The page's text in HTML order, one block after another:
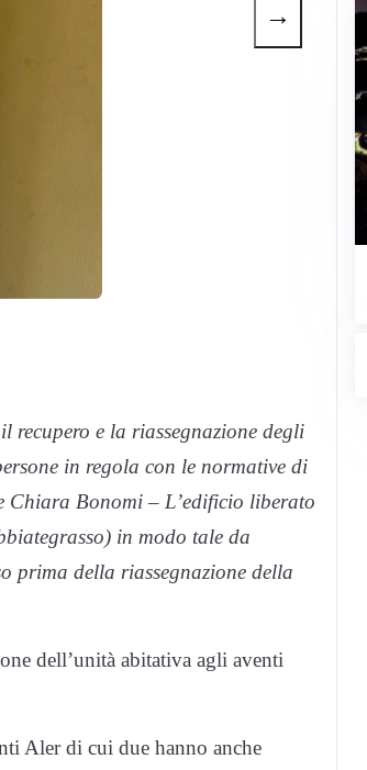
→
recupero e la riassegnazione degli
in regola con le normative di
Chiara Bonomi – L’edificio liberato
in modo tale da
prima della riassegnazione della
dell’unità abitativa agli aventi
Aler di cui due hanno anche